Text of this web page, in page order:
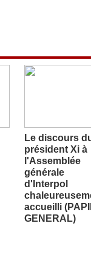
Le discours
président Xi à
l'Assemblée
générale
d'Interpol
accueilli
GENERAL)